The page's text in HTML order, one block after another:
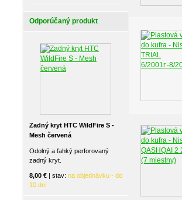
Odporúčaný produkt
Zadný kryt HTC WildFire S -
Mesh červená
Odolný a ľahký perforovaný
zadný kryt.
8,00 € | stav: na objednávku - do
10 dní